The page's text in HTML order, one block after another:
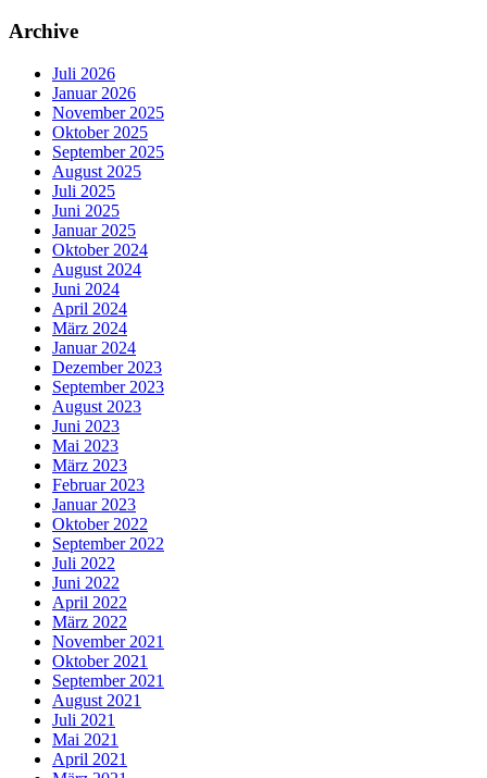
Archive
Juli 2026
Januar 2026
November 2025
Oktober 2025
September 2025
August 2025
Juli 2025
Juni 2025
Januar 2025
Oktober 2024
August 2024
Juni 2024
April 2024
März 2024
Januar 2024
Dezember 2023
September 2023
August 2023
Juni 2023
Mai 2023
März 2023
Februar 2023
Januar 2023
Oktober 2022
September 2022
Juli 2022
Juni 2022
April 2022
März 2022
November 2021
Oktober 2021
September 2021
August 2021
Juli 2021
Mai 2021
April 2021